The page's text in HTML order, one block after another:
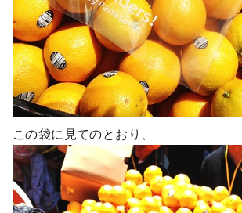
この袋に見てのとおり、